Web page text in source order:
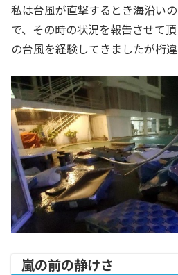
私は台風が直撃するとき海沿い
で、その時の状況を報告させて
の台風を経験してきましたが桁違
嵐の前の静けさ